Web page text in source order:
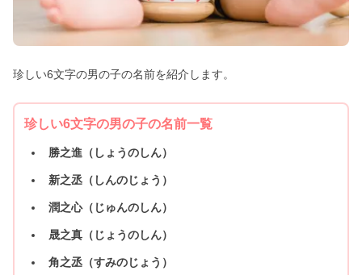
珍しい6文字の男の子の名前を紹介します。
珍しい6文字の男の子の名前一覧
勝之進（しょうのしん）
新之丞（しんのじょう）
潤之心（じゅんのしん）
晟之真（じょうのしん）
角之丞（すみのじょう）